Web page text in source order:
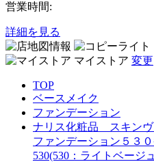
営業時間:
詳細を見る
マイストア 変更
TOP
ベースメイク
ファンデーション
ナリス化粧品 スキン
ファンデーション５３
530(530：ライトベージ